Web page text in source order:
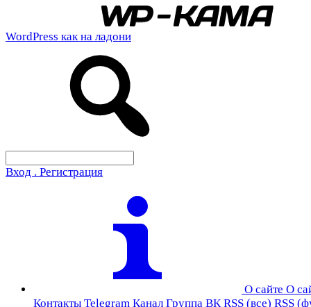
WordPress как на ладони
Вход . Регистрация
О сайте О
Контакты Telegram Канал Группа ВК RSS (все) RSS